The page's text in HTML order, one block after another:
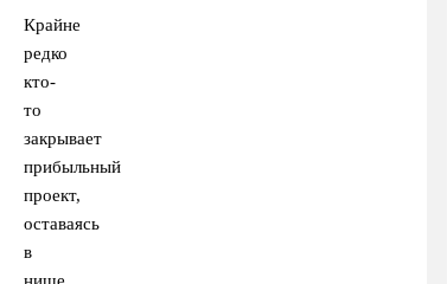
Крайне
редко
кто-
то
закрывает
прибыльный
проект,
оставаясь
в